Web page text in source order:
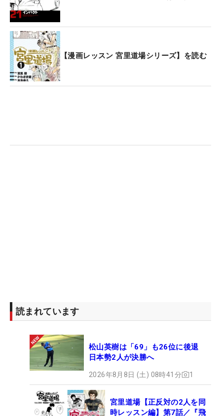
【漫画レッスン 宮里道場シリーズ】を読む
読まれています
松山英樹は「69」も26位に後退
日本勢2人が決勝へ
2026年8月8日 (土) 08時41分 1
宮里道場【正反対の2人を同
時レッスン編】第7話／『飛